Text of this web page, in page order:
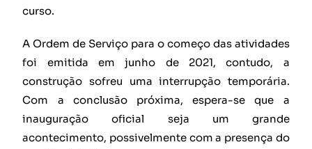
curso.
A Ordem de Serviço para o começo das atividades
foi emitida em junho de 2021, contudo, a
construção sofreu uma interrupção temporária.
Com a conclusão próxima, espera-se que a
inauguração oficial seja um grande
acontecimento, possivelmente com a presença do